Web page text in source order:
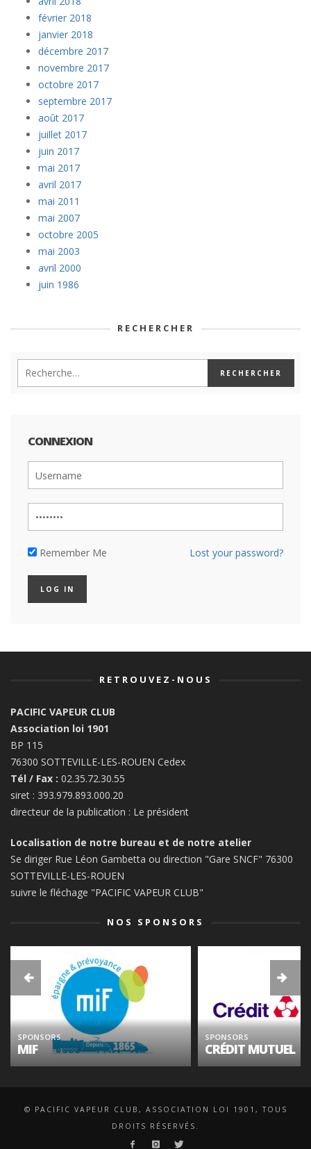
février 2018
janvier 2018
décembre 2017
novembre 2017
octobre 2017
septembre 2017
août 2017
juillet 2017
juin 2017
mai 2017
avril 2017
mai 2011
mai 2007
octobre 2005
mai 2003
avril 2000
juin 1986
RECHERCHER
CONNEXION
Remember Me Lost your password?
RETROUVEZ-NOUS
PACIFIC VAPEUR CLUB
Association loi 1901
BP 115
76300 SOTTEVILLE-LES-ROUEN Cedex
Tél / Fax : 02.35.72.30.55
siret : 393.979.893.000.20
directeur de la publication : Le président
Localisation de notre bureau et de notre atelier
Se diriger Rue Léon Gambetta ou direction "Gare SNCF" 76300
SOTTEVILLE-LES-ROUEN
suivre le fléchage "PACIFIC VAPEUR CLUB"
NOS SPONSORS
SPONSORS
MIF
SPONSORS
CRÉDIT MUTUEL
© PACIFIC VAPEUR CLUB, ASSOCIATION LOI 1901, TOUS
DROITS RÉSERVÉS.